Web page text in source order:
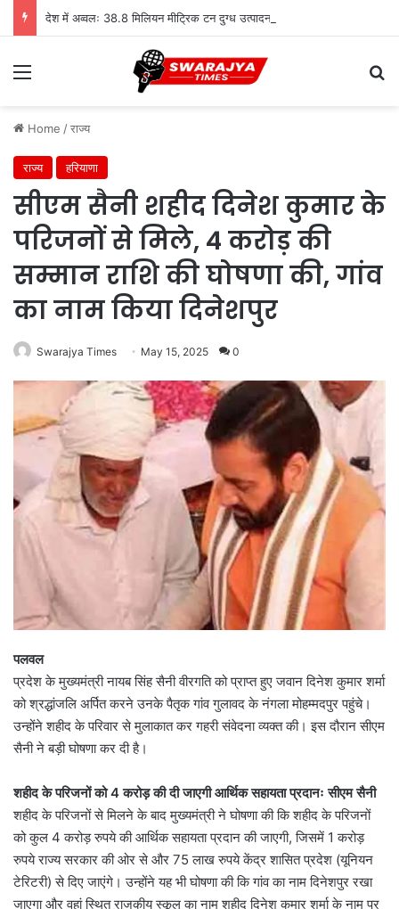
Menu
Home /राज्य
राज्य हरियाणा
सीएम सैनी शहीद दिनेश कुमार के
परिजनों से मिले, 4 करोड़ की
सम्मान राशि की घोषणा की, गांव
का नाम किया दिनेशपुर
Swarajya Times May 15, 2025 0
पलवल
प्रदेश के मुख्यमंत्री नायब सिंह सैनी वीरगति को प्राप्त हुए जवान दिनेश कुमार शर्मा
को श्रद्धांजलि अर्पित करने उनके पैतृक गांव गुलावद के नंगला मोहम्मदपुर पहुंचे।
उन्होंने शहीद के परिवार से मुलाकात कर गहरी संवेदना व्यक्त की। इस दौरान सीएम
सैनी ने बड़ी घोषणा कर दी है।
शहीद के परिजनों को 4 करोड़ की दी जाएगी आर्थिक सहायता प्रदानः सीएम सैनी
शहीद के परिजनों से मिलने के बाद मुख्यमंत्री ने घोषणा की कि शहीद के परिजनों
को कुल 4 करोड़ रुपये की आर्थिक सहायता प्रदान की जाएगी, जिसमें 1 करोड़
रुपये राज्य सरकार की ओर से और 75 लाख रुपये केंद्र शासित प्रदेश (यूनियन
टेरिटरी) से दिए जाएंगे। उन्होंने यह भी घोषणा की कि गांव का नाम दिनेशपुर रखा
जाएगा और वहां स्थित राजकीय स्कूल का नाम शहीद दिनेश कुमार शर्मा के नाम पर